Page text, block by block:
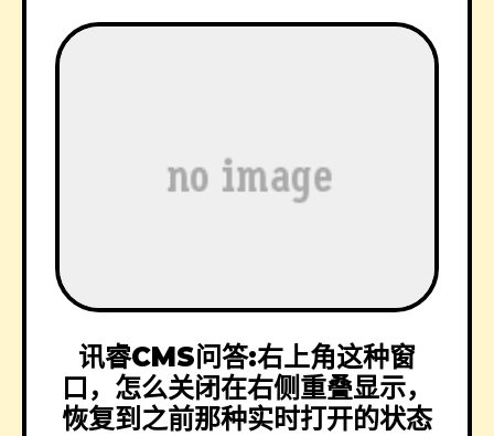
讯睿CMS问答:右上角这种窗
口，怎么关闭在右侧重叠显示，
恢复到之前那种实时打开的状态